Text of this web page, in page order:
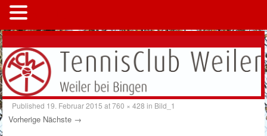
Published 19. Februar 2015 at760 × 428 in Bild_1
Vorherige Nächste →